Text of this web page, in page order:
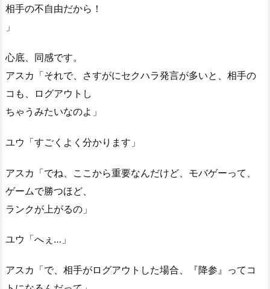
相手の不自由だから！
」
心底、同感です。
アスカ「それで、さすがにセクハラ発言が多いと、相手の
コも、ログアウトし
ちゃうみたいなのよ」
ユウ「すごくよく分かります」
アスカ「でね、ここから重要なんだけど、モバゲーって、
ゲームで勝つほど、
ランクが上がるの」
ユウ「へぇ…」
アスカ「で、相手がログアウトした場合、『降参』ってコ